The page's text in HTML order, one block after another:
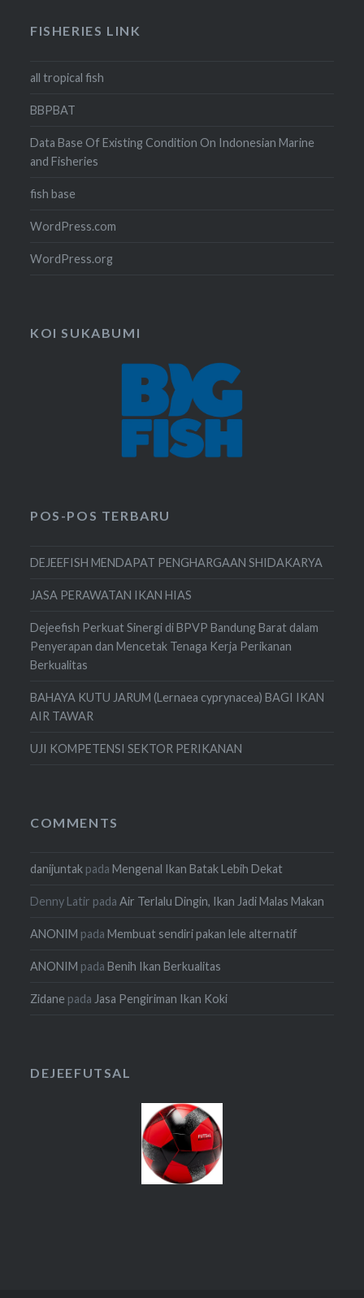
FISHERIES LINK
all tropical fish
BBPBAT
Data Base Of Existing Condition On Indonesian Marine
and Fisheries
fish base
WordPress.com
WordPress.org
KOI SUKABUMI
POS-POS TERBARU
DEJEEFISH MENDAPAT PENGHARGAAN SHIDAKARYA
JASA PERAWATAN IKAN HIAS
Dejeefish Perkuat Sinergi di BPVP Bandung Barat dalam
Penyerapan dan Mencetak Tenaga Kerja Perikanan
Berkualitas
BAHAYA KUTU JARUM (Lernaea cyprynacea) BAGI IKAN
AIR TAWAR
UJI KOMPETENSI SEKTOR PERIKANAN
COMMENTS
danijuntak padaMengenal Ikan Batak Lebih Dekat
Denny Latir padaAir Terlalu Dingin, Ikan Jadi Malas Makan
ANONIM padaMembuat sendiri pakan lele alternatif
ANONIM padaBenih Ikan Berkualitas
Zidane padaJasa Pengiriman Ikan Koki
DEJEEFUTSAL